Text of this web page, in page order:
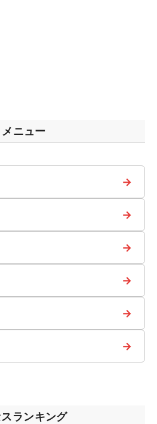
ニュー
→
→
→
→
→
→
ランキング